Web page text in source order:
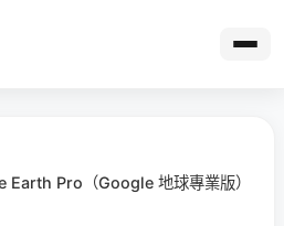
Pro（Google 地球專業版）